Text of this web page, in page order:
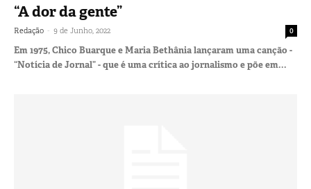
“A dor da gente”
Redação - 9 de Junho, 2022 0
Em 1975, Chico Buarque e Maria Bethânia lançaram uma canção -
“Notícia de Jornal” - que é uma crítica ao jornalismo e põe em...